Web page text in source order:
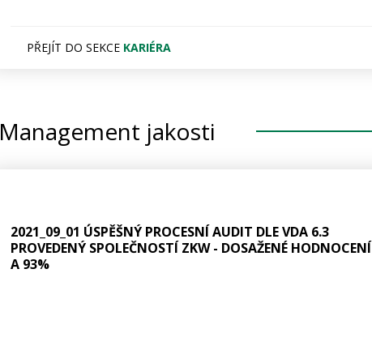
PŘEJÍT DO SEKCE KARIÉRA
Management jakosti
2021_09_01 ÚSPĚŠNÝ PROCESNÍ AUDIT DLE VDA 6.3
PROVEDENÝ SPOLEČNOSTÍ ZKW - DOSAŽENÉ HODNOCENÍ
A 93%